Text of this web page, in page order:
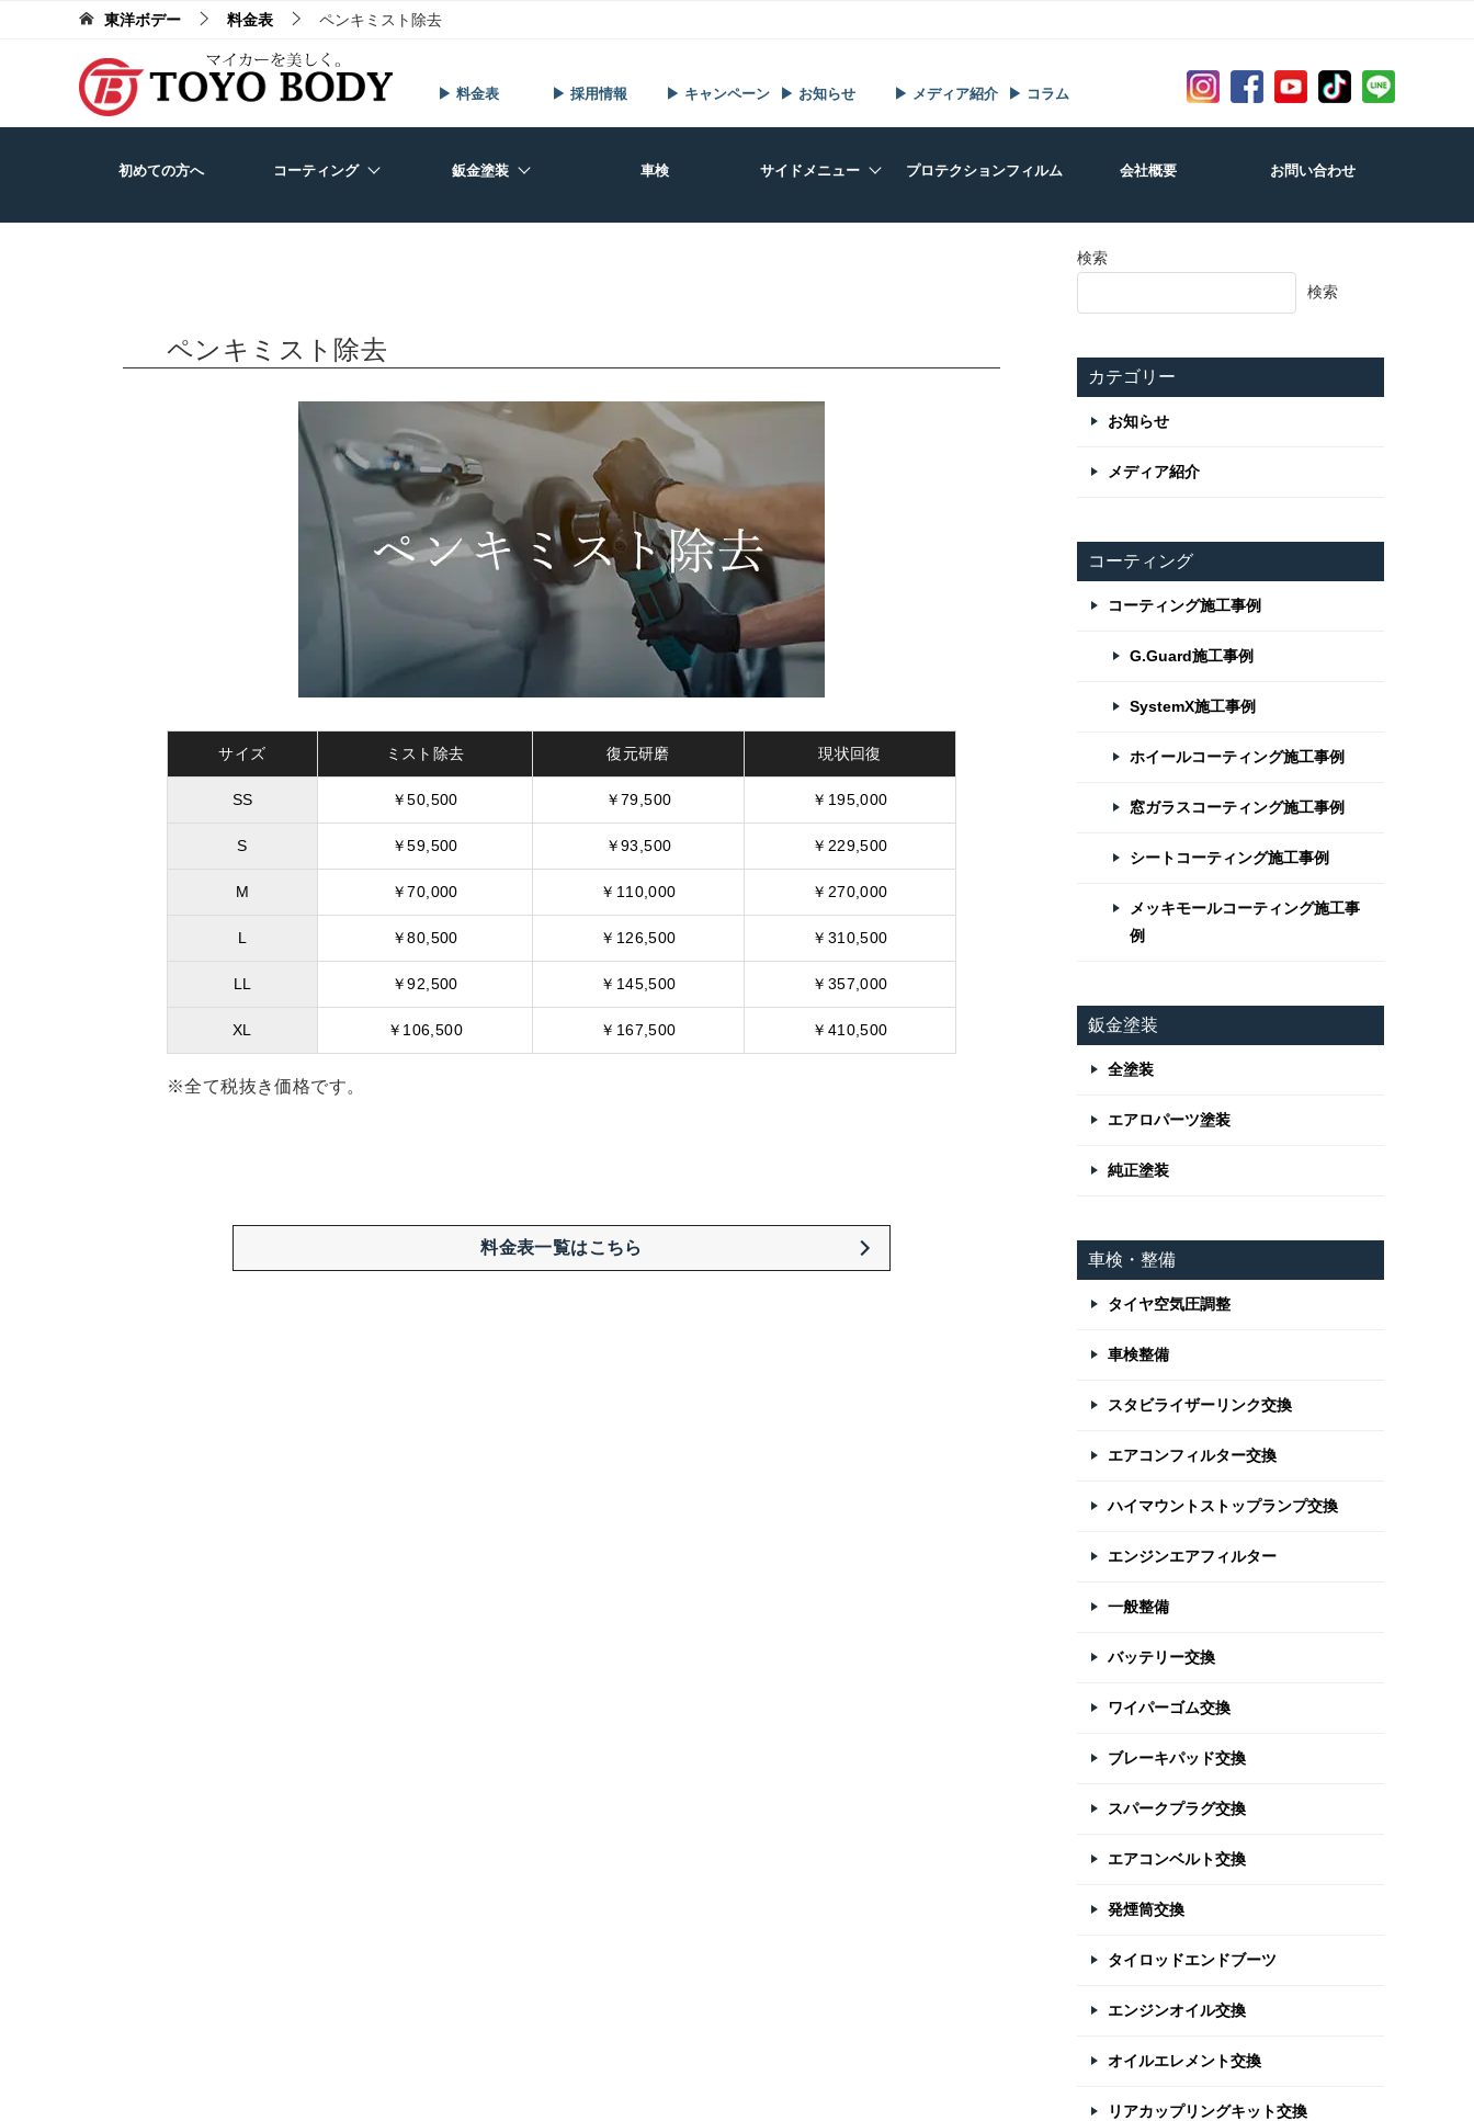
東洋ボデー 料金表 ペンキミスト除去
▶ 料金表 ▶ 採用情報 ▶ キャンペーン ▶ お知らせ ▶ メディア紹介 ▶ コラム
初めての方へ コーティング 鈑金塗装 車検 サイドメニュー プロテクションフィルム 会社概要 お問い合わせ
ペンキミスト除去
サイズ ミスト除去 復元研磨 現状回復
SS ￥50,500 ￥79,500 ￥195,000
S ￥59,500 ￥93,500 ￥229,500
M ￥70,000 ￥110,000 ￥270,000
L ￥80,500 ￥126,500 ￥310,500
LL ￥92,500 ￥145,500 ￥357,000
XL ￥106,500 ￥167,500 ￥410,500
※全て税抜き価格です。
料金表一覧はこちら
検索
検索
カテゴリー
お知らせ
メディア紹介
コーティング
コーティング施工事例
G.Guard施工事例
SystemX施工事例
ホイールコーティング施工事例
窓ガラスコーティング施工事例
シートコーティング施工事例
メッキモールコーティング施工事
例
鈑金塗装
全塗装
エアロパーツ塗装
純正塗装
車検・整備
タイヤ空気圧調整
車検整備
スタビライザーリンク交換
エアコンフィルター交換
ハイマウントストップランプ交換
エンジンエアフィルター
一般整備
バッテリー交換
ワイパーゴム交換
ブレーキパッド交換
スパークプラグ交換
エアコンベルト交換
発煙筒交換
タイロッドエンドブーツ
エンジンオイル交換
オイルエレメント交換
リアカップリングキット交換